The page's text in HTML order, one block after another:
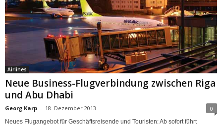
Airlines
Neue Business-Flugverbindung zwischen Riga
und Abu Dhabi
Georg Karp - 18. Dezember 2013 0
Neues Flugangebot für Geschäftsreisende und Touristen: Ab sofort führt